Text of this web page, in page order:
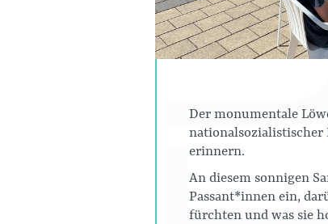
Der monumentale
nationalsozialistischer
erinnern.
An diesem sonnigen
Passant*innen ein,
fürchten und was sie